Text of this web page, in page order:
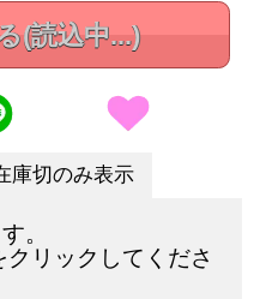
(読込中...)
庫切のみ表示
。
クリックしてくださ